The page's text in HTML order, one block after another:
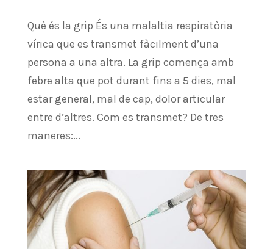
Què és la grip És una malaltia respiratòria
vírica que es transmet fàcilment d’una
persona a una altra. La grip comença amb
febre alta que pot durant fins a 5 dies, mal
estar general, mal de cap, dolor articular
entre d’altres. Com es transmet? De tres
maneres:...